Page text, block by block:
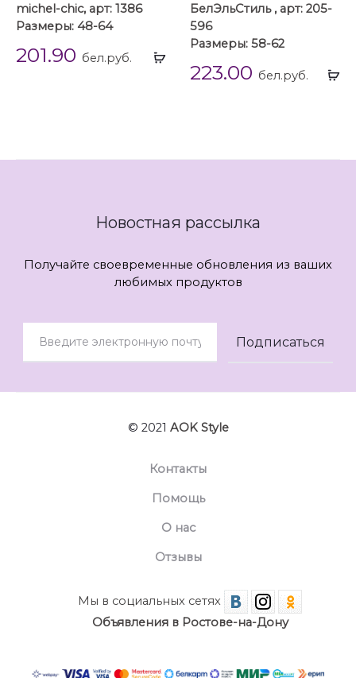
Выбрать
michel-chic, арт: 1386
Размеры: 48-64
201.90 бел.руб.
БелЭльСтиль , арт: 205-
596
Размеры: 58-62
223.00 бел.руб.
Новостная рассылка
Получайте своевременные обновления из ваших
любимых продуктов
© 2021 AOK Style
Контакты
Помощь
О нас
Отзывы
Мы в социальных сетях
Объявления в Ростове-на-Дону